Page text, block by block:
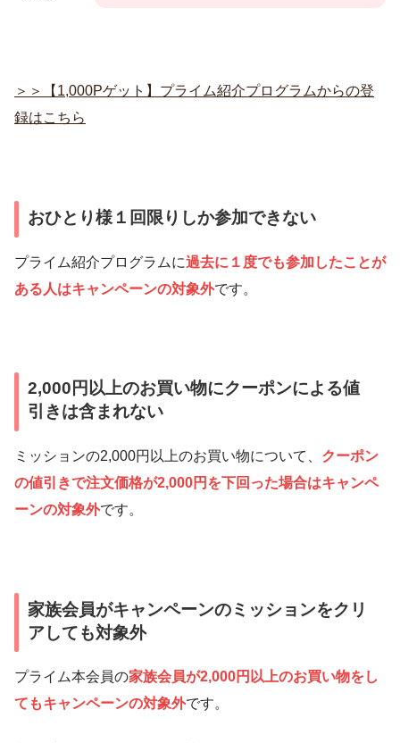
＞＞【1,000Pゲット】プライム紹介プログラムからの登
録はこちら
おひとり様１回限りしか参加できない
プライム紹介プログラムに過去に１度でも参加したことが
ある人はキャンペーンの対象外です。
2,000円以上のお買い物にクーポンによる値
引きは含まれない
ミッションの2,000円以上のお買い物について、 クーポン
の値引きで注文価格が2,000円を下回った場合はキャンペ
ーンの対象外です。
家族会員がキャンペーンのミッションをクリ
アしても対象外
プライム本会員の家族会員が2,000円以上のお買い物をし
てもキャンペーンの対象外です。